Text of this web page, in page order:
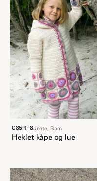
085R-8Jente, Barn
Heklet kåpe og lue